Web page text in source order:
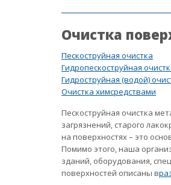
Очистка
Пескоструйная очистка
Гидропескоструйная
Гидроструйная (водой)
Очистка химсредствами
Пескоструйная очистка
загрязнений, старого
на поверхностях – это
Помимо этого, наша
зданий, оборудования,
поверхностей описаны в